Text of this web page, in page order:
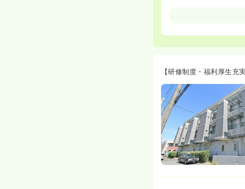
◆3交代で1回に拘束さ
るべく叶えるため、看
≪充実した共済制度
◆当院の共済制度は、
リゾートなどの割引券
♪
≪しっかりした教育
◆卒後1年目、2年目、3
を目指します！
毎年新卒・中途の両方
【研修制度・福利厚生